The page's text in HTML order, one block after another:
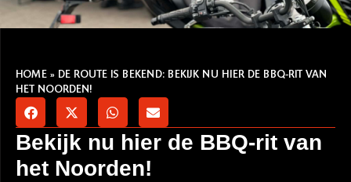
HOME » DE ROUTE IS BEKEND: BEKIJK NU HIER DE BBQ-RIT VAN
HET NOORDEN!
Bekijk nu hier de BBQ-rit van
het Noorden!